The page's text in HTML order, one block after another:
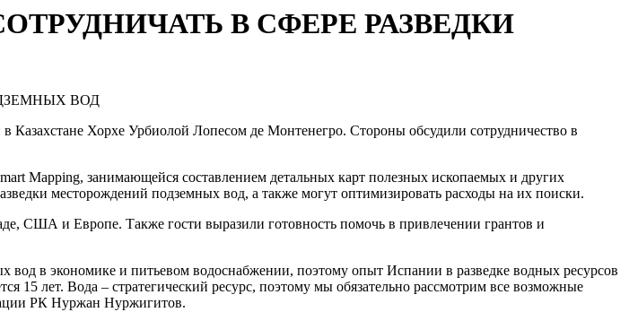
В СФЕРЕ РАЗВЕДКИ
Хорхе Урбиолой Лопесом де Монтенегро. Стороны обсудили сотрудничество в
Mapping, занимающейся составлением детальных карт полезных ископаемых и других
месторождений подземных вод, а также могут оптимизировать расходы на их поиски.
США и Европе. Также гости выразили готовность помочь в привлечении грантов и
в экономике и питьевом водоснабжении, поэтому опыт Испании в разведке водных ресурсов
15 лет. Вода – стратегический ресурс, поэтому мы обязательно рассмотрим все возможные
РК Нуржан Нуржигитов.